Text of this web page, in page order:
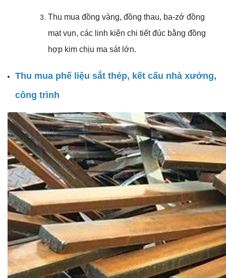
Thu mua đồng vàng, đồng thau, ba-zớ đồng
mạt vụn, các linh kiện chi tiết đúc bằng đồng
hợp kim chịu ma sát lớn.
Thu mua phế liệu sắt thép, kết cấu nhà xưởng,
công trình